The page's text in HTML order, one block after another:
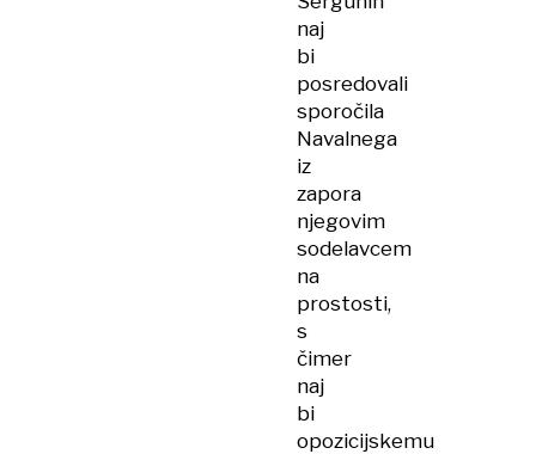
naj
bi
posredovali
sporočila
Navalnega
iz
zapora
njegovim
sodelavcem
na
prostosti,
s
čimer
naj
bi
opozicijskemu